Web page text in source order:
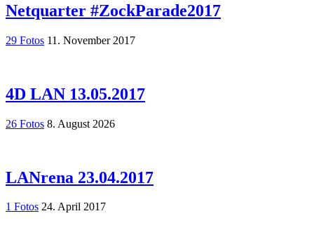
Netquarter #ZockParade2017
29 Fotos 11. November 2017
4D LAN 13.05.2017
26 Fotos 8. August 2026
LANrena 23.04.2017
1 Fotos 24. April 2017